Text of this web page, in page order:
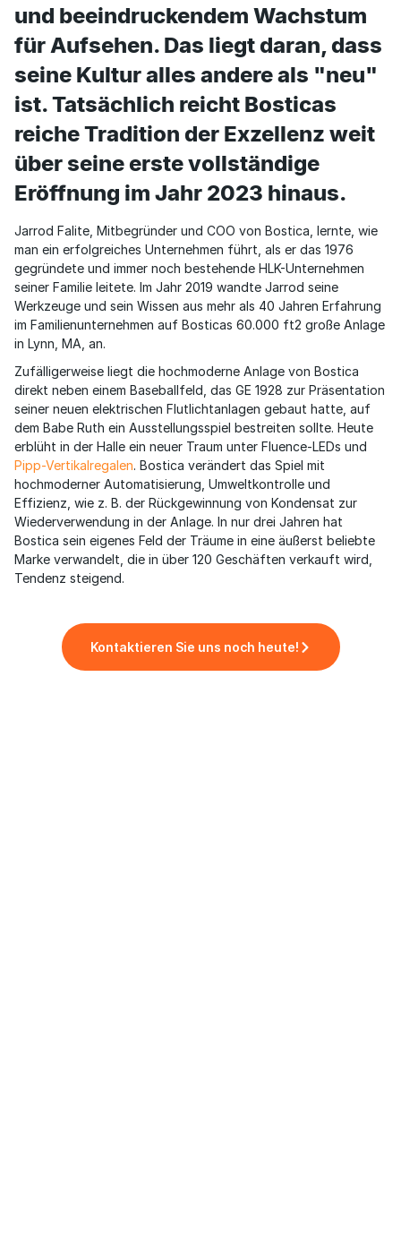
und beeindruckendem Wachstum
für Aufsehen. Das liegt daran, dass
seine Kultur alles andere als "neu"
ist. Tatsächlich reicht Bosticas
reiche Tradition der Exzellenz weit
über seine erste vollständige
Eröffnung im Jahr 2023 hinaus.
Jarrod Falite, Mitbegründer und COO von Bostica, lernte, wie
man ein erfolgreiches Unternehmen führt, als er das 1976
gegründete und immer noch bestehende HLK-Unternehmen
seiner Familie leitete. Im Jahr 2019 wandte Jarrod seine
Werkzeuge und sein Wissen aus mehr als 40 Jahren Erfahrung
im Familienunternehmen auf Bosticas 60.000 ft2 große Anlage
in Lynn, MA, an.
Zufälligerweise liegt die hochmoderne Anlage von Bostica
direkt neben einem Baseballfeld, das GE 1928 zur Präsentation
seiner neuen elektrischen Flutlichtanlagen gebaut hatte, auf
dem Babe Ruth ein Ausstellungsspiel bestreiten sollte. Heute
erblüht in der Halle ein neuer Traum unter Fluence-LEDs und
Pipp-Vertikalregalen. Bostica verändert das Spiel mit
hochmoderner Automatisierung, Umweltkontrolle und
Effizienz, wie z. B. der Rückgewinnung von Kondensat zur
Wiederverwendung in der Anlage. In nur drei Jahren hat
Bostica sein eigenes Feld der Träume in eine äußerst beliebte
Marke verwandelt, die in über 120 Geschäften verkauft wird,
Tendenz steigend.
Kontaktieren Sie uns noch heute!